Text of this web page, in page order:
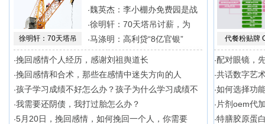
徐明轩：70天塔吊
·魏英杰：李小棚办免费园是战
·徐明轩：70天塔吊讨薪，为
·马涤明：高利贷“8亿官银”
·挽回感情个人经历，感谢刘祖舆道长
·挽回感情和合术，那些在感情中迷失方向的人
·孩子学习成绩不好怎么办？孩子为什么学习成绩不
·我需要还阴债，我打过胎怎么办？
·5月20日，挽回感情，如何挽回一个人，你需要
代餐粉贴牌
·配对眼镜，
·共话数字艺
·如何选择功
· 片剂oem代
·特膳胶原蛋